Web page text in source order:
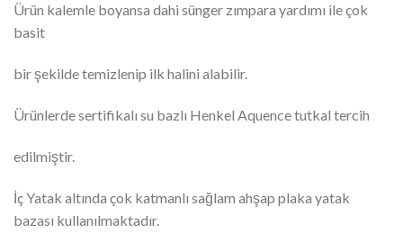
Ürün kalemle boyansa dahi sünger zımpara yardımı ile çok
basit
bir şekilde temizlenip ilk halini alabilir.
Ürünlerde sertifikalı su bazlı Henkel Aquence tutkal tercih
edilmiştir.
İç Yatak altında çok katmanlı sağlam ahşap plaka yatak
bazası kullanılmaktadır.